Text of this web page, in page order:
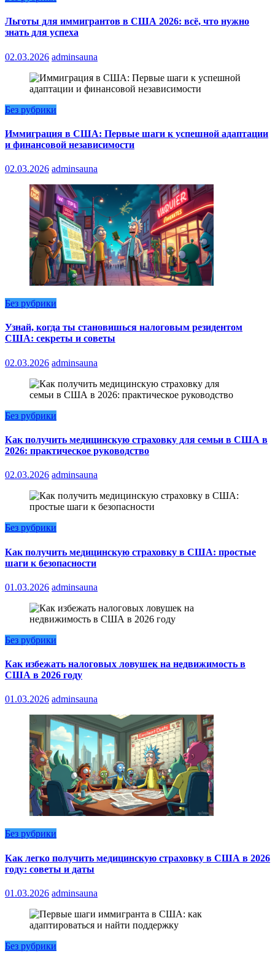
Льготы для иммигрантов в США 2026: всё, что нужно
знать для успеха
02.03.2026 adminsauna
Без рубрики
Иммиграция в США: Первые шаги к успешной адаптации
и финансовой независимости
02.03.2026 adminsauna
Без рубрики
Узнай, когда ты становишься налоговым резидентом
США: секреты и советы
02.03.2026 adminsauna
Без рубрики
Как получить медицинскую страховку для семьи в США в
2026: практическое руководство
02.03.2026 adminsauna
Без рубрики
Как получить медицинскую страховку в США: простые
шаги к безопасности
01.03.2026 adminsauna
Без рубрики
Как избежать налоговых ловушек на недвижимость в
США в 2026 году
01.03.2026 adminsauna
Без рубрики
Как легко получить медицинскую страховку в США в 2026
году: советы и даты
01.03.2026 adminsauna
Без рубрики